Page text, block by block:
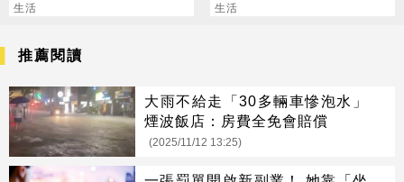
了：生存不易
生活
日起開放申請
生活
推薦閱讀
大雨不給走「30多輛車慘泡水」
煙波飯店：房費全免會賠償
(2025/11/12 13:25)